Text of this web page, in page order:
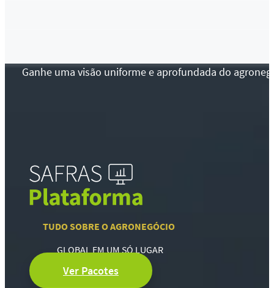
Ganhe uma visão uniforme e aprofundada do
TUDO SOBRE O AGRONEGÓCIO
GLOBAL EM UM SÓ LUGAR
Ver Pacotes